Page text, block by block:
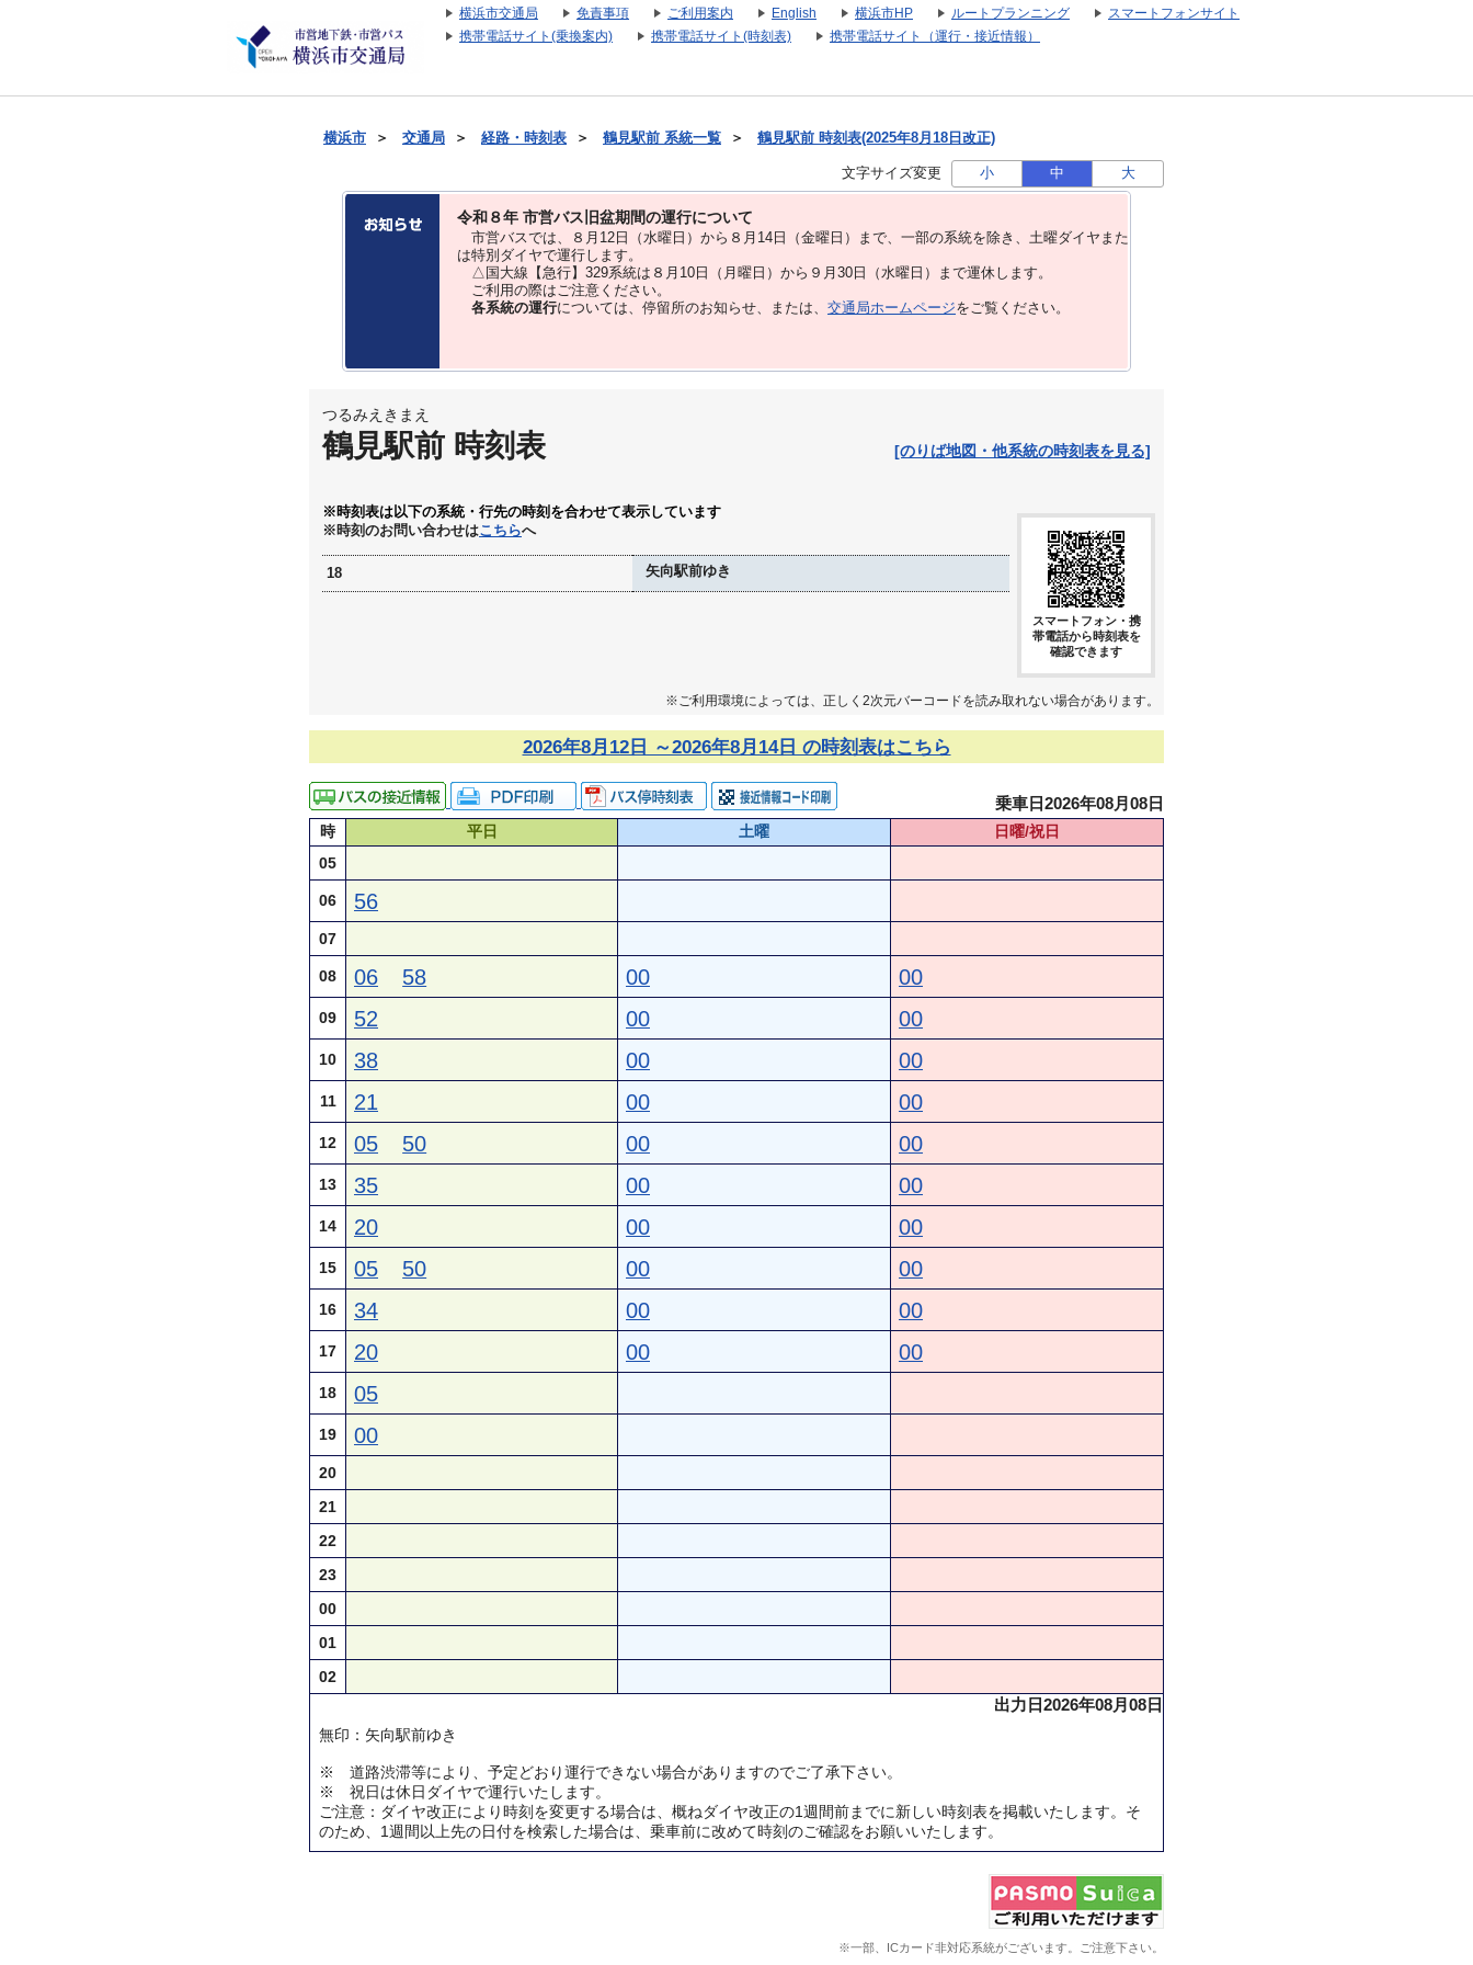
横浜市交通局 免責事項 ご利用案内 English 横浜市HP ルートプランニング
スマートフォンサイト
携帯電話サイト(乗換案内)
携帯電話サイト(時刻表) 携帯電話サイト（運行・接近情報）
横浜市 ＞ 交通局 ＞ 経路・時刻表 ＞ 鶴見駅前 系統一覧 ＞ 鶴見駅前 時刻表(2025年8月18日改正)
文字サイズ変更 小 中 大
令和８年 市営バス旧盆期間の運行について
市営バスでは、８⽉12⽇（水曜日）から８⽉14⽇（金曜日）まで、⼀部の系統を除き、⼟曜ダイヤまた
は特別ダイヤで運⾏します。
△国大線【急行】329系統は８月10日（月曜日）から９月30日（水曜日）まで運休します。
ご利用の際はご注意ください。
各系統の運行については、停留所のお知らせ、または、 交通局ホームページをご覧ください。
つるみえきまえ
鶴見駅前 時刻表 [のりば地図・他系統の時刻表を見る]
※時刻表は以下の系統・行先の時刻を合わせて表示しています
※時刻のお問い合わせはこちらへ
18 矢向駅前ゆき
スマートフォン・携
帯電話から時刻表を
確認できます
※ご利用環境によっては、正しく2次元バーコードを読み取れない場合があります。
2026年8月12日 ～2026年8月14日 の時刻表はこちら
乗車日2026年08月08日
時 平日 土曜
日曜/祝日
05
06 56
07
08 06 58 00 00
09 52 00 00
10 38 00 00
11 21 00 00
12 05 50 00 00
13 35 00 00
14 20 00 00
15 05 50 00 00
16 34 00 00
17 20 00 00
18 05
19 00
20
21
22
23
00
01
02
出力日2026年08月08日
無印：矢向駅前ゆき
※ 道路渋滞等により、予定どおり運行できない場合がありますのでご了承下さい。
※ 祝日は休日ダイヤで運行いたします。
ご注意：ダイヤ改正により時刻を変更する場合は、概ねダイヤ改正の1週間前までに新しい時刻表を掲載いたします。そ
のため、1週間以上先の日付を検索した場合は、乗車前に改めて時刻のご確認をお願いいたします。
※一部、ICカード非対応系統がございます。ご注意下さい。